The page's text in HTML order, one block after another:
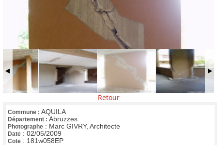
Retour
Commune : AQUILA
Département : Abruzzes
Photographe : Marc GIVRY, Architecte
Date : 02/05/2009
Cote : 181w058EP